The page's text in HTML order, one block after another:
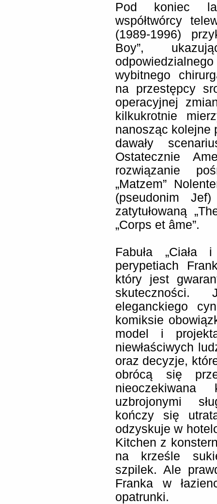
Pod koniec
współtwórcy
(1989-1996)
Boy”,
wybitnego
na przestępcy
operacyjnej
kilkukrotnie
nanosząc kolejne
dawały
Ostatecznie
rozwiązanie
„Matzem”
(pseudonim
zatytułowaną
„Corps et âme”.
Fabuła
perypetiach
który jest
eleganckiego
komiksie
model i
niewłaściwych
oraz decyzje,
obrócą się
nieoczekiwana
uzbrojonymi
kończy się
odzyskuje w
Kitchen z
na krześle
szpilek. Ale
Franka w
opatrunki.